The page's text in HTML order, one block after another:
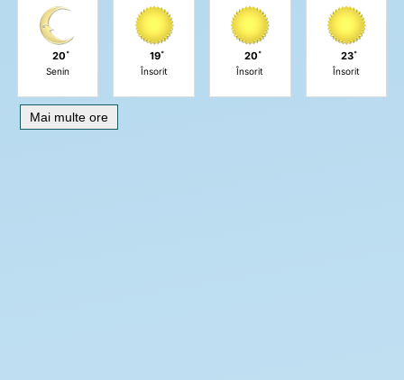
20˚
Senin
19˚
Însorit
20˚
Însorit
23˚
Însorit
Mai multe ore